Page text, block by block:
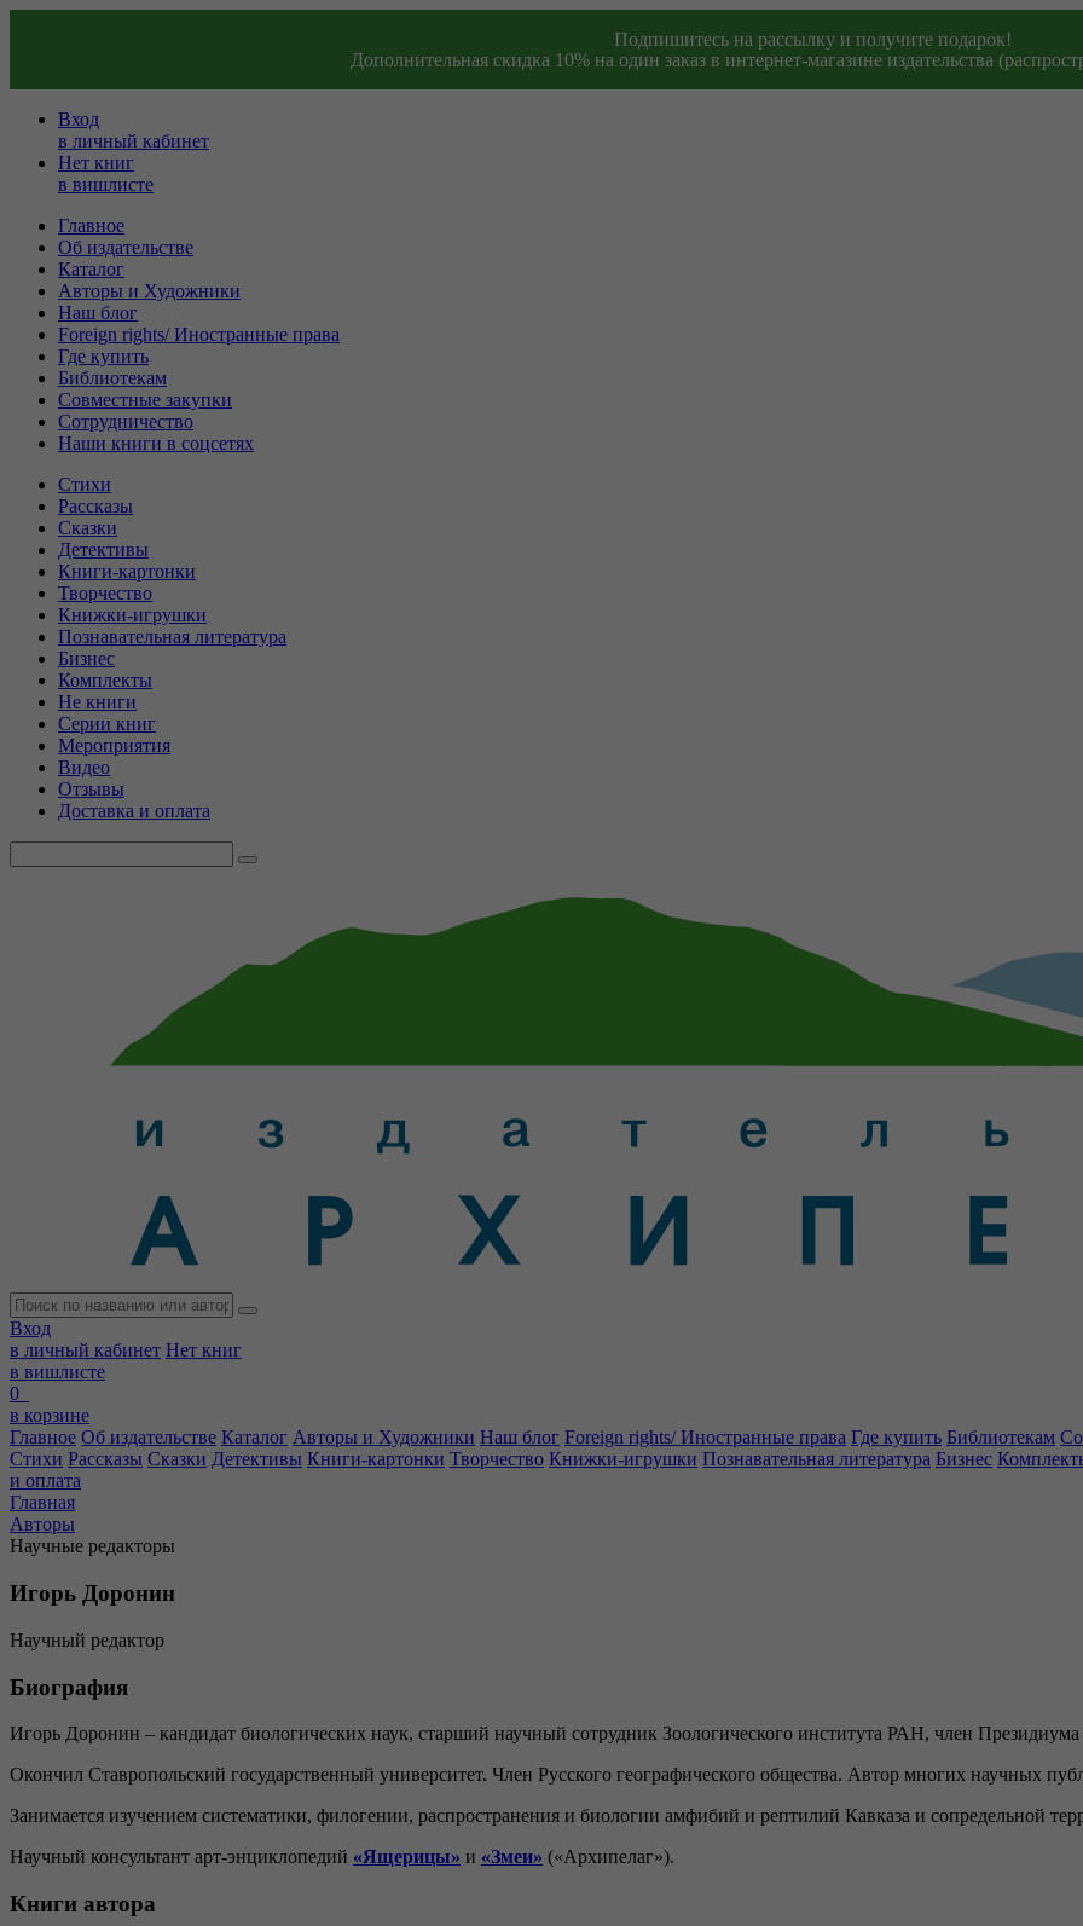
Подпишитесь на рассылку и получите подарок!
Дополнительная скидка 10% на один заказ в интернет-магазине издательства
Вход
в личный кабинет
Нет книг
в вишлисте
Главное
Об издательстве
Каталог
Авторы и Художники
Наш блог
Foreign rights/ Иностранные права
Где купить
Библиотекам
Совместные закупки
Сотрудничество
Наши книги в соцсетях
Стихи
Рассказы
Сказки
Детективы
Книги-картонки
Творчество
Книжки-игрушки
Познавательная литература
Бизнес
Комплекты
Не книги
Серии книг
Мероприятия
Видео
Отзывы
Доставка и оплата
Вход
в личный кабинет Нет книг
в вишлисте
0
в корзине
Главное Об издательстве Каталог Авторы и Художники Наш блог Foreign rights/ Иностранные права Где купить Библиотекам
Стихи Рассказы Сказки Детективы Книги-картонки Творчество Книжки-игрушки Познавательная литература Бизнес
и оплата
Главная
Авторы
Научные редакторы
Игорь Доронин
Научный редактор
Биография
Игорь Доронин – кандидат биологических наук, старший научный сотрудник Зоологического института РАН, член
Окончил Ставропольский государственный университет. Член Русского географического общества. Автор многих научных
Занимается изучением систематики, филогении, распространения и биологии амфибий и рептилий Кавказа и сопредельной
Научный консультант арт-энциклопедий «Ящерицы» и «Змеи» («Архипелаг»).
Книги автора